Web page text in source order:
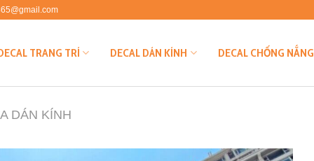
TRANG TRÍ DECAL DÁN KÍNH DECAL CHỐNG NẮNG
DÁN KÍNH